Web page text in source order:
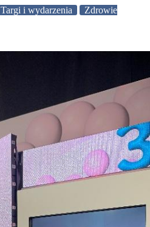
Targi i wydarzenia
Zdrowie